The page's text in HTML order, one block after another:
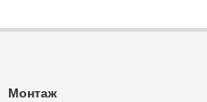
Монтаж